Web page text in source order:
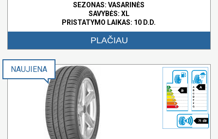
SEZONAS: VASARINĖS
SAVYBĖS: XL
PRISTATYMO LAIKAS: 10 D.D.
PLAČIAU
B
A
71 dB
NAUJIENA